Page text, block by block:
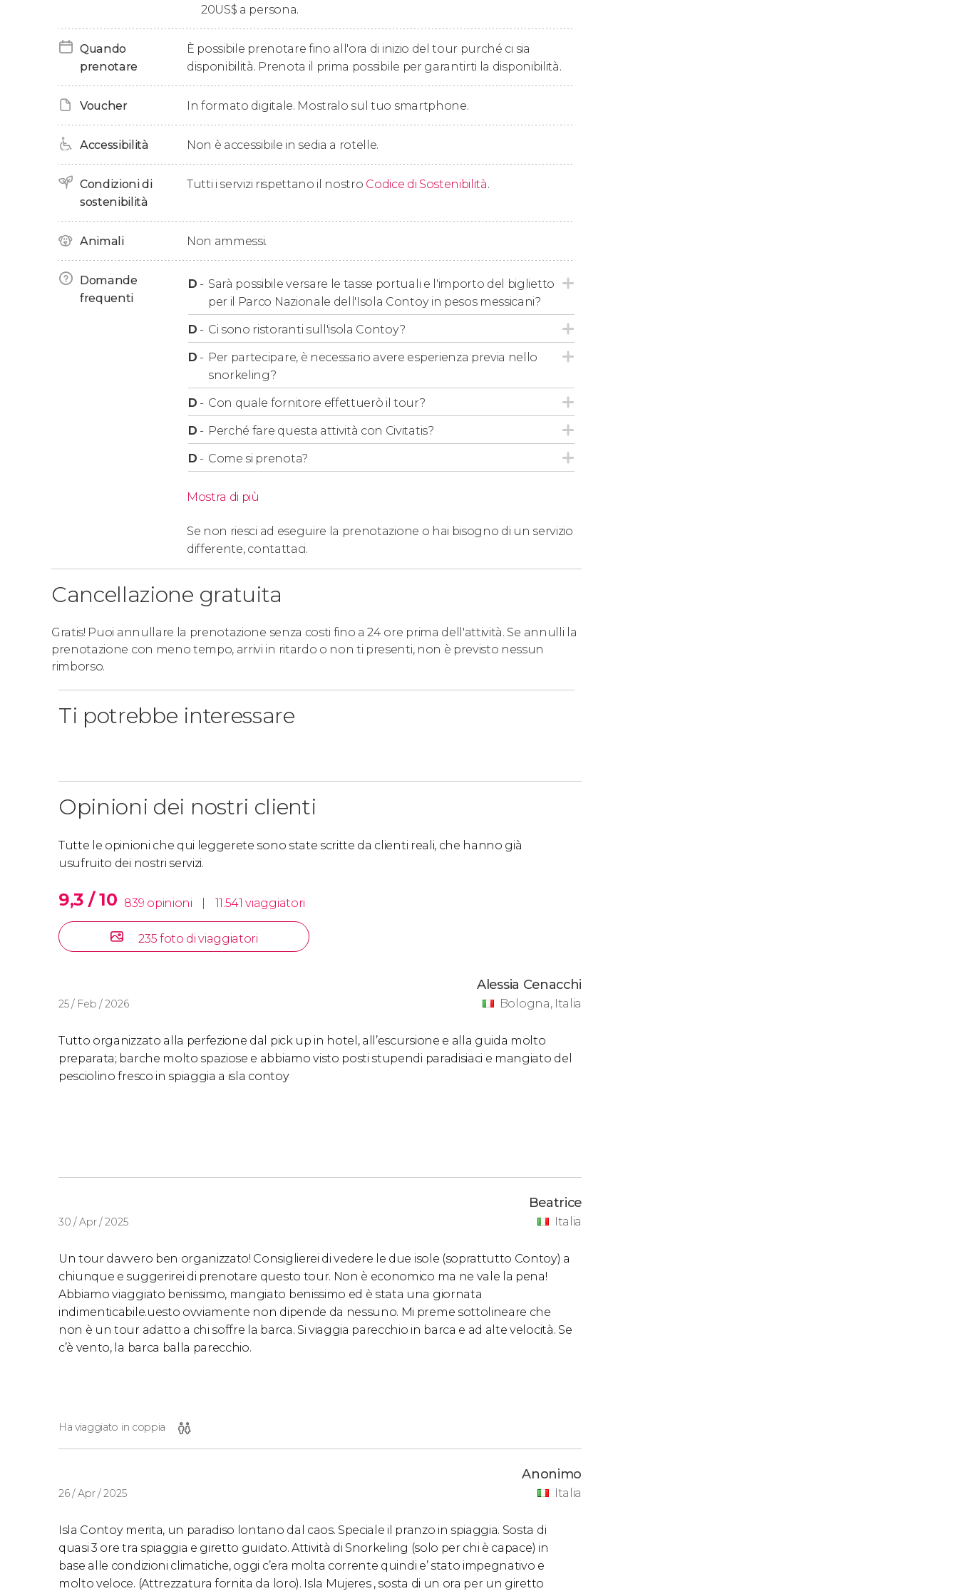
Concluderemo l'escursione riaccompagnandovi in hotel dopo 10 ore di esperienza.
Pick up
Il tour include il pick up presso gli hotel di Playa del Carmen, Akumal, Puerto Morelos e
Puerto Aventuras.
Il servizio di pick up presso glihotel di Tulumprevede unsupplemento di 10US$a persona
da pagare direttamente a destinazione. Se preferite, potete recarvi a questo punto
d'incontro a Tulum: Super Aki Tulum alle 6:00 del mattino.
20US$ a persona.
Quando
prenotare
È possibile prenotare fino all'ora di inizio del tour purché ci sia
disponibilità. Prenota il prima possibile per garantirti la disponibilità.
Voucher In formato digitale. Mostralo sul tuo smartphone.
Accessibilità Non è accessibile in sedia a rotelle.
Condizioni di
sostenibilità
Tutti i servizi rispettano il nostro Codice di Sostenibilità.
Animali Non ammessi.
Domande
frequenti
D - Sarà possibile versare le tasse portuali e l'importo del biglietto
per il Parco Nazionale dell'Isola Contoy in pesos messicani?
D - Ci sono ristoranti sull'isola Contoy?
D - Per partecipare, è necessario avere esperienza previa nello
snorkeling?
D - Con quale fornitore effettuerò il tour?
D - Perché fare questa attività con Civitatis?
D - Come si prenota?
Mostra di più
Se non riesci ad eseguire la prenotazione o hai bisogno di un servizio
differente, contattaci.
Cancellazione gratuita
Gratis! Puoi annullare la prenotazione senza costi fino a 24 ore prima dell'attività. Se annulli la
prenotazione con meno tempo, arrivi in ritardo o non ti presenti, non è previsto nessun
rimborso.
Ti potrebbe interessare
Opinioni dei nostri clienti
Tutte le opinioni che qui leggerete sono state scritte da clienti reali, che hanno già
usufruito dei nostri servizi.
9,3 / 10 839 opinioni 11.541 viaggiatori
235 foto di viaggiatori
25 / Feb / 2026
Alessia Cenacchi
Bologna, Italia
Tutto organizzato alla perfezione dal pick up in hotel, all’escursione e alla guida molto
preparata; barche molto spaziose e abbiamo visto posti stupendi paradisiaci e mangiato del
pesciolino fresco in spiaggia a isla contoy
30 / Apr / 2025
Beatrice
Italia
Un tour davvero ben organizzato! Consiglierei di vedere le due isole (soprattutto Contoy) a
chiunque e suggerirei di prenotare questo tour. Non è economico ma ne vale la pena!
Abbiamo viaggiato benissimo, mangiato benissimo ed è stata una giornata
indimenticabile.uesto ovviamente non dipende da nessuno. Mi preme sottolineare che
non è un tour adatto a chi soffre la barca. Si viaggia parecchio in barca e ad alte velocità. Se
c’è vento, la barca balla parecchio.
Ha viaggiato in coppia
26 / Apr / 2025
Anonimo
Italia
Isla Contoy merita, un paradiso lontano dal caos. Speciale il pranzo in spiaggia. Sosta di
quasi 3 ore tra spiaggia e giretto guidato. Attività di Snorkeling (solo per chi è capace) in
base alle condizioni climatiche, oggi c’era molta corrente quindi e’ stato impegnativo e
molto veloce. (Attrezzatura fornita da loro). Isla Mujeres , sosta di un ora per un giretto